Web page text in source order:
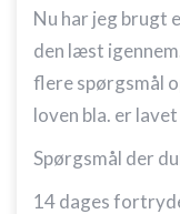
Nu har jeg brugt
den læst
flere spørgsmål
loven bla. er
Spørgsmål der
14 dages